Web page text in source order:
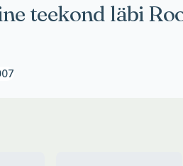
teekond läbi